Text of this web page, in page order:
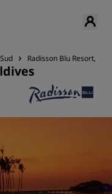
Radisson Blu Resort,